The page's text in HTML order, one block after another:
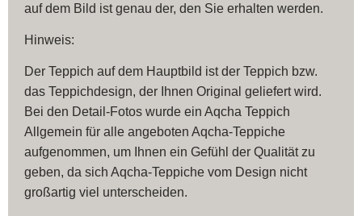
auf dem Bild ist genau der, den Sie erhalten werden.
Hinweis:
Der Teppich auf dem Hauptbild ist der Teppich bzw.
das Teppichdesign, der Ihnen Original geliefert wird.
Bei den Detail-Fotos wurde ein Aqcha Teppich
Allgemein für alle angeboten Aqcha-Teppiche
aufgenommen, um Ihnen ein Gefühl der Qualität zu
geben, da sich Aqcha-Teppiche vom Design nicht
großartig viel unterscheiden.